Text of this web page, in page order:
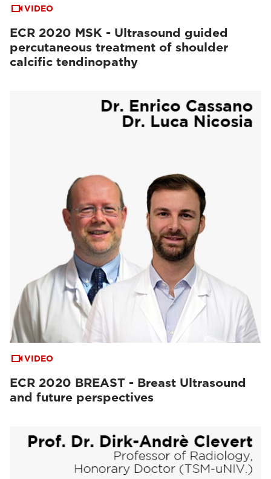
VIDEO
ECR 2020 MSK - Ultrasound guided
percutaneous treatment of shoulder
calcific tendinopathy
VIDEO
ECR 2020 BREAST - Breast Ultrasound
and future perspectives